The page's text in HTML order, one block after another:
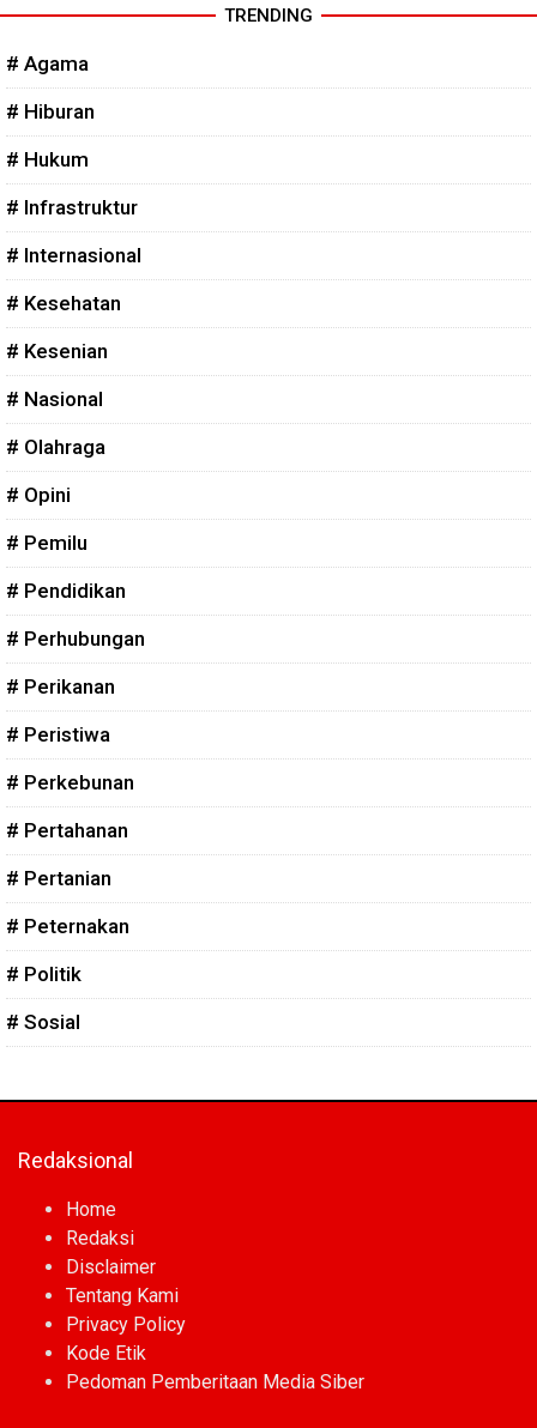
TRENDING
# Agama
# Hiburan
# Hukum
# Infrastruktur
# Internasional
# Kesehatan
# Kesenian
# Nasional
# Olahraga
# Opini
# Pemilu
# Pendidikan
# Perhubungan
# Perikanan
# Peristiwa
# Perkebunan
# Pertahanan
# Pertanian
# Peternakan
# Politik
# Sosial
Redaksional
Home
Redaksi
Disclaimer
Tentang Kami
Privacy Policy
Kode Etik
Pedoman Pemberitaan Media Siber